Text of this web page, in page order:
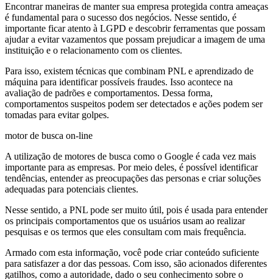
Encontrar maneiras de manter sua empresa protegida contra ameaças
é fundamental para o sucesso dos negócios. Nesse sentido, é
importante ficar atento à LGPD e descobrir ferramentas que possam
ajudar a evitar vazamentos que possam prejudicar a imagem de uma
instituição e o relacionamento com os clientes.
Para isso, existem técnicas que combinam PNL e aprendizado de
máquina para identificar possíveis fraudes. Isso acontece na
avaliação de padrões e comportamentos. Dessa forma,
comportamentos suspeitos podem ser detectados e ações podem ser
tomadas para evitar golpes.
motor de busca on-line
A utilização de motores de busca como o Google é cada vez mais
importante para as empresas. Por meio deles, é possível identificar
tendências, entender as preocupações das personas e criar soluções
adequadas para potenciais clientes.
Nesse sentido, a PNL pode ser muito útil, pois é usada para entender
os principais comportamentos que os usuários usam ao realizar
pesquisas e os termos que eles consultam com mais frequência.
Armado com esta informação, você pode criar conteúdo suficiente
para satisfazer a dor das pessoas. Com isso, são acionados diferentes
gatilhos, como a autoridade, dado o seu conhecimento sobre o